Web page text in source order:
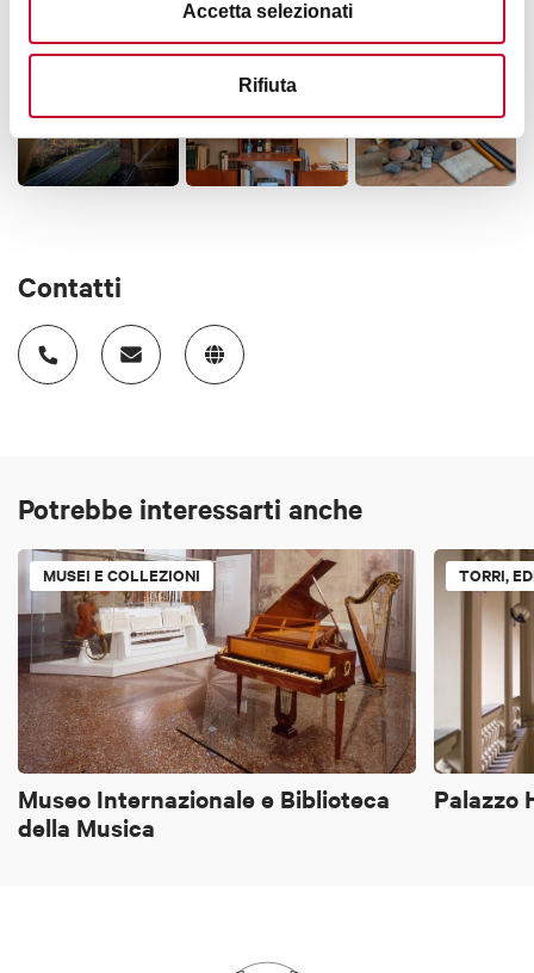
Accetta selezionati
Rifiuta
Contatti
Potrebbe interessarti anche
MUSEI E COLLEZIONI
Museo Internazionale e Biblioteca
della Musica
TORRI,
Palazzo